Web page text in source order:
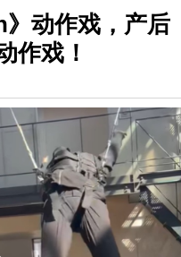
动作戏，产后
作戏！